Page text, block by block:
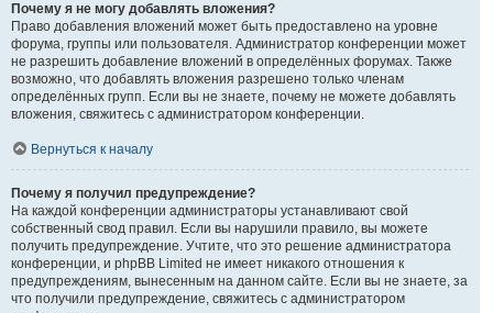
Почему я не могу добавлять вложения?
Право добавления вложений может быть предоставлено на уровне
форума, группы или пользователя. Администратор конференции может
не разрешить добавление вложений в определённых форумах. Также
возможно, что добавлять вложения разрешено только членам
определённых групп. Если вы не знаете, почему не можете добавлять
вложения, свяжитесь с администратором конференции.
Вернуться к началу
Почему я получил предупреждение?
На каждой конференции администраторы устанавливают свой
собственный свод правил. Если вы нарушили правило, вы можете
получить предупреждение. Учтите, что это решение администратора
конференции, и phpBB Limited не имеет никакого отношения к
предупреждениям, вынесенным на данном сайте. Если вы не знаете, за
что получили предупреждение, свяжитесь с администратором